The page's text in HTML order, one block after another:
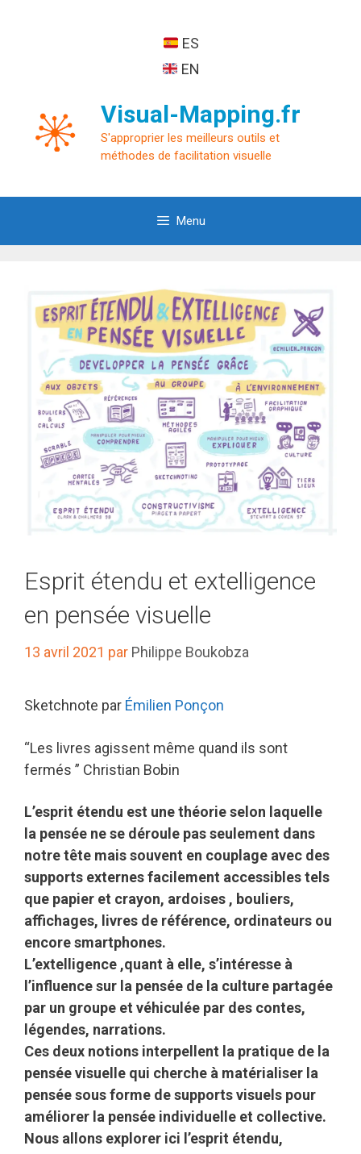
ES
EN
Visual-Mapping.fr
S'approprier les meilleurs outils et
méthodes de facilitation visuelle
Menu
Esprit étendu et extelligence
en pensée visuelle
13 avril 2021 par Philippe Boukobza
Sketchnote par Émilien Ponçon
“Les livres agissent même quand ils sont
fermés ” Christian Bobin
L’esprit étendu est une théorie selon laquelle
la pensée ne se déroule pas seulement dans
notre tête mais souvent en couplage avec des
supports externes facilement accessibles tels
que papier et crayon, ardoises , bouliers,
affichages, livres de référence, ordinateurs ou
encore smartphones.
L’extelligence ,quant à elle, s’intéresse à
l’influence sur la pensée de la culture partagée
par un groupe et véhiculée par des contes,
légendes, narrations.
Ces deux notions interpellent la pratique de la
pensée visuelle qui cherche à matérialiser la
pensée sous forme de supports visuels pour
améliorer la pensée individuelle et collective.
Nous allons explorer ici l’esprit étendu,